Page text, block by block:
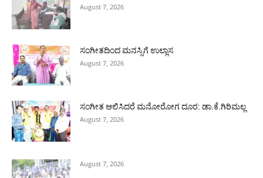
August 7, 2026
ಸಂಗೀತದಿಂದ ಮನಸ್ಸಿಗೆ ಉಲ್ಲಾಸ
August 7, 2026
ಸಂಗೀತ ಆಲಿಸಿದರೆ ಮನೋರೋಗ ದೂರ: ಡಾ.ಕೆ.ಗಿರಿಮಲ್ಲ
August 7, 2026
August 7, 2026